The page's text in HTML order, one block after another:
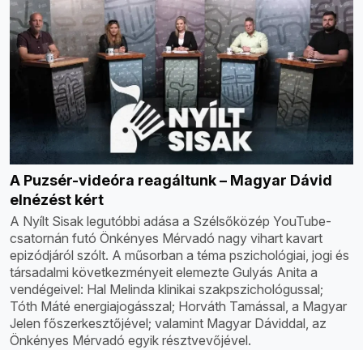
A Puzsér-videóra reagáltunk – Magyar Dávid
elnézést kért
A Nyílt Sisak legutóbbi adása a Szélsőközép YouTube-
csatornán futó Önkényes Mérvadó nagy vihart kavart
epizódjáról szólt. A műsorban a téma pszichológiai, jogi és
társadalmi következményeit elemezte Gulyás Anita a
vendégeivel: Hal Melinda klinikai szakpszichológussal;
Tóth Máté energiajogásszal; Horváth Tamással, a Magyar
Jelen főszerkesztőjével; valamint Magyar Dáviddal, az
Önkényes Mérvadó egyik résztvevőjével.